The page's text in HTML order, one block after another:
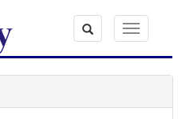
Toggle
navigation